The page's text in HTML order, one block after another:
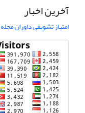
آخرین اخبار
امتیاز تشویقی داوران مجله